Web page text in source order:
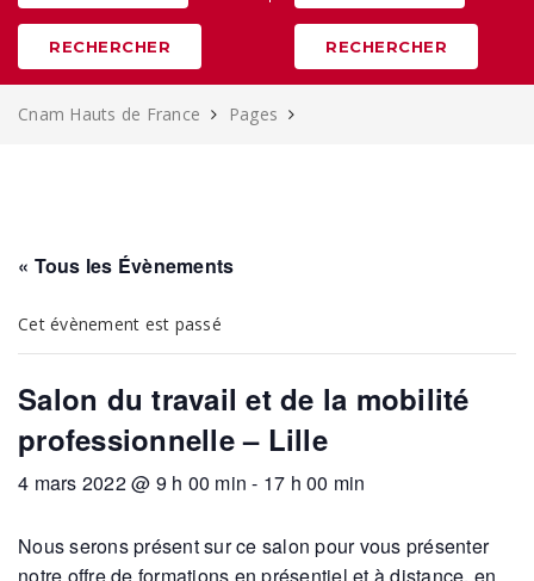
RECHERCHER RECHERCHER
Cnam Hauts de France Pages
« Tous les Évènements
Cet évènement est passé
Salon du travail et de la mobilité
professionnelle – Lille
4 mars 2022 @ 9 h 00 min - 17 h 00 min
Nous serons présent sur ce salon pour vous présenter